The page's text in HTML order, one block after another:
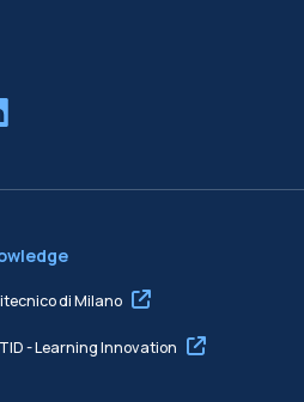
di Milano
- Learning Innovation